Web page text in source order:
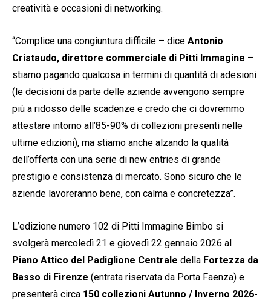
creatività e occasioni di networking.
“Complice una congiuntura difficile – dice Antonio
Cristaudo, direttore commerciale di Pitti Immagine –
stiamo pagando qualcosa in termini di quantità di adesioni
(le decisioni da parte delle aziende avvengono sempre
più a ridosso delle scadenze e credo che ci dovremmo
attestare intorno all’85-90% di collezioni presenti nelle
ultime edizioni), ma stiamo anche alzando la qualità
dell’offerta con una serie di new entries di grande
prestigio e consistenza di mercato. Sono sicuro che le
aziende lavoreranno bene, con calma e concretezza”.
L’edizione numero 102 di Pitti Immagine Bimbo si
svolgerà mercoledì 21 e giovedì 22 gennaio 2026 al
Piano Attico del Padiglione Centrale della Fortezza da
Basso di Firenze (entrata riservata da Porta Faenza) e
presenterà circa 150 collezioni Autunno / Inverno 2026-